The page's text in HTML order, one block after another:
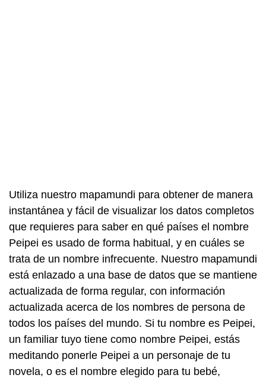
Utiliza nuestro mapamundi para obtener de manera
instantánea y fácil de visualizar los datos completos
que requieres para saber en qué países el nombre
Peipei es usado de forma habitual, y en cuáles se
trata de un nombre infrecuente. Nuestro mapamundi
está enlazado a una base de datos que se mantiene
actualizada de forma regular, con información
actualizada acerca de los nombres de persona de
todos los países del mundo. Si tu nombre es Peipei,
un familiar tuyo tiene como nombre Peipei, estás
meditando ponerle Peipei a un personaje de tu
novela, o es el nombre elegido para tu bebé,